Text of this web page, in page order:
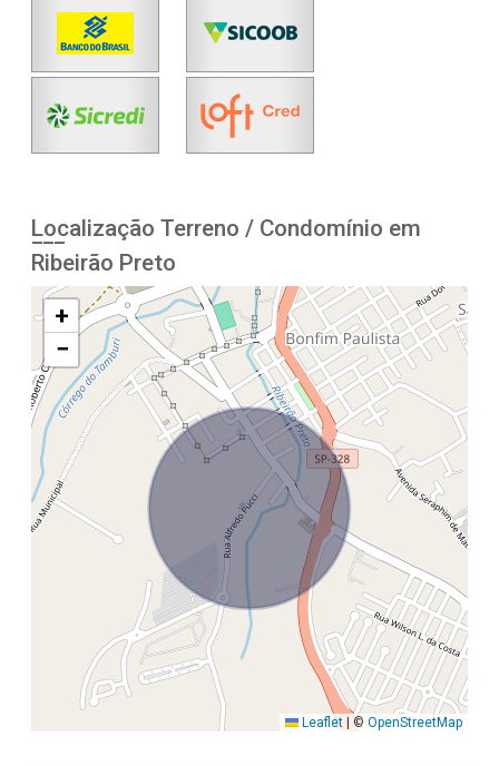
Localização Terreno / Condomínio em
Ribeirão Preto
+
−
Leaflet © OpenStreetMap